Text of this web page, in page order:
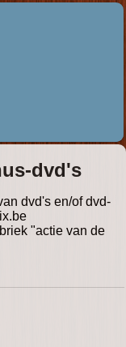
dvd's
dvd's en/of dvd-
"actie van de